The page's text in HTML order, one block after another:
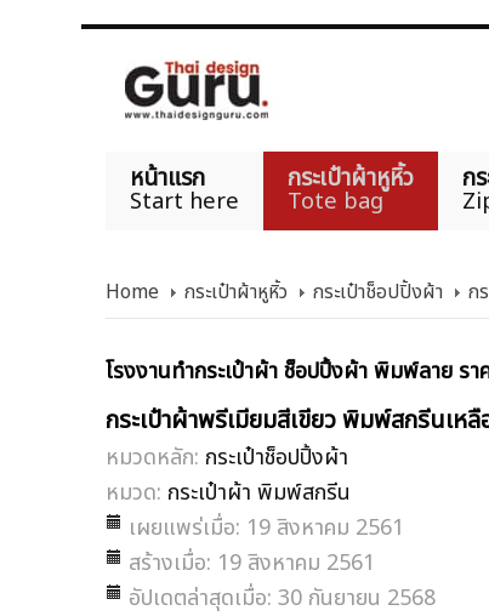
หน้าแรก
Start here
กระเป๋าผ้าหูหิ้ว
Tote bag
ก
Home กระเป๋าผ้าหูหิ้ว กระเป๋าช็อปปิ้งผ้า ก
โรงงานทำกระเป๋าผ้า ช็อปปิ้งผ้า พิมพ์ลาย ร
กระเป๋าผ้าพรีเมียมสีเขียว พิมพ์สกรีนเห
หมวดหลัก: กระเป๋าช็อปปิ้งผ้า
หมวด: กระเป๋าผ้า พิมพ์สกรีน
เผยแพร่เมื่อ: 19 สิงหาคม 2561
สร้างเมื่อ: 19 สิงหาคม 2561
อัปเดตล่าสุดเมื่อ: 30 กันยายน 2568